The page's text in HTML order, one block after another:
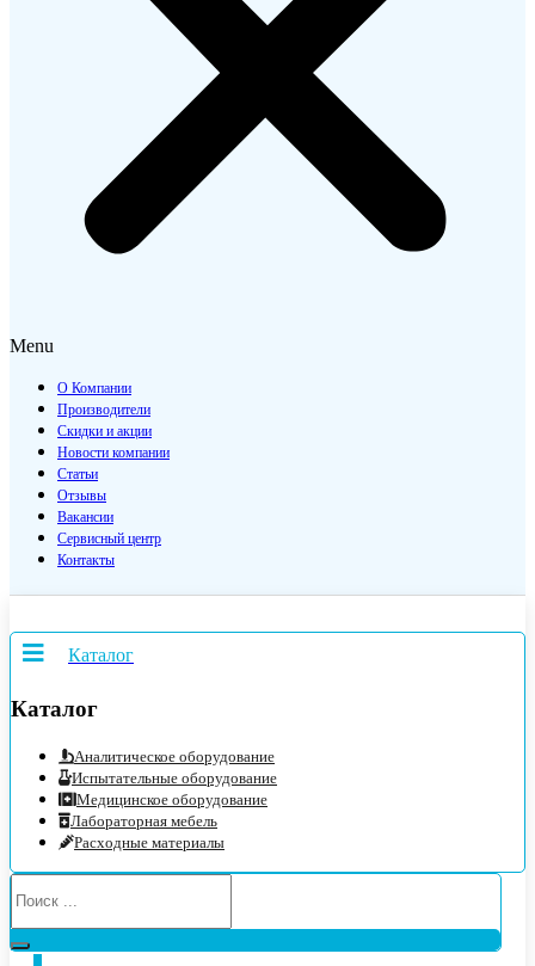
Menu
О Компании
Производители
Скидки и акции
Новости компании
Статьи
Отзывы
Вакансии
Сервисный центр
Контакты
Каталог
Каталог
Аналитическое оборудование
Испытательные оборудование
Медицинское оборудование
Лабораторная мебель
Расходные материалы